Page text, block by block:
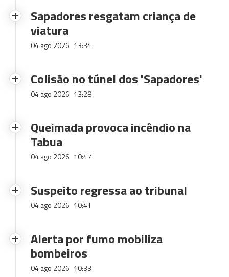
Sapadores resgatam criança de
viatura
04 ago 2026 13:34
Colisão no túnel dos 'Sapadores'
04 ago 2026 13:28
Queimada provoca incêndio na
Tabua
04 ago 2026 10:47
Suspeito regressa ao tribunal
04 ago 2026 10:41
Alerta por fumo mobiliza
bombeiros
04 ago 2026 10:33